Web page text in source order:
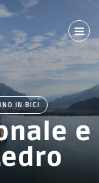
IN BICI
e